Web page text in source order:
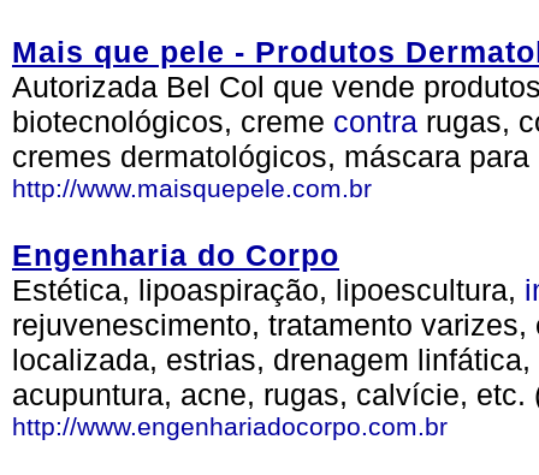
Mais que pele - Produtos
Autorizada Bel Col que vende
biotecnológicos, creme contra rugas,
cremes dermatológicos, máscara
http://www.maisquepele.com.br
Engenharia do Corpo
Estética, lipoaspiração, lipoescultura,
rejuvenescimento, tratamento
localizada, estrias, drenagem
acupuntura, acne, rugas, calvície, etc.
http://www.engenhariadocorpo.com.br